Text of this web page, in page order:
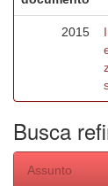
2015
Busca
Assunto